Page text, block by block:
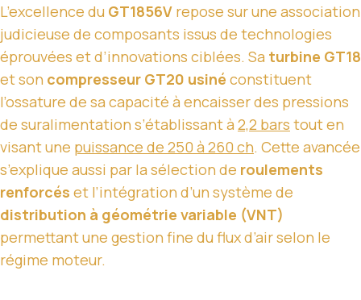
L’excellence du GT1856V repose sur une association
judicieuse de composants issus de technologies
éprouvées et d’innovations ciblées. Sa turbine GT18
et son compresseur GT20 usiné constituent
l’ossature de sa capacité à encaisser des pressions
de suralimentation s’établissant à 2,2 bars tout en
visant une puissance de 250 à 260 ch. Cette avancée
s’explique aussi par la sélection de roulements
renforcés et l’intégration d’un système de
distribution à géométrie variable (VNT)
permettant une gestion fine du flux d’air selon le
régime moteur.